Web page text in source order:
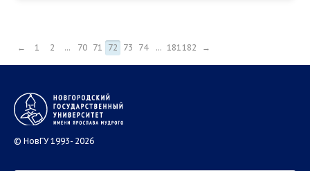
← 1 2 ... 70 71 72 73 74 ... 181182 →
© НовГУ 1993- 2026